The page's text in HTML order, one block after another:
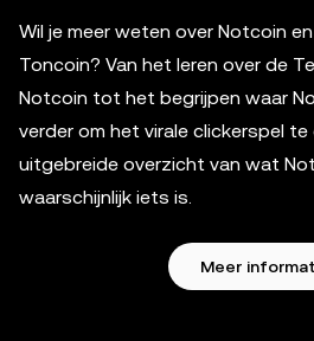
Wil je meer weten over Notcoin
Toncoin? Van het leren over de
Notcoin tot het begrijpen waar
verder om het virale clickerspel
uitgebreide overzicht van wat
waarschijnlijk iets is.
Meer